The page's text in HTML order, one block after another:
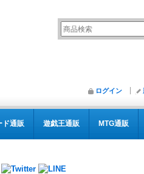
ログイン
ド通販 遊戯王通販 MTG通販